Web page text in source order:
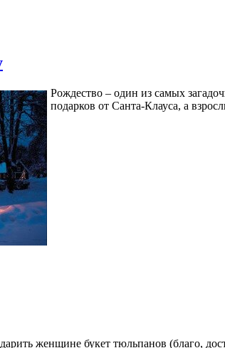
Рождество – один из самых
подарков от Санта-Клауса, а
женщине букет тюльпанов (благо,